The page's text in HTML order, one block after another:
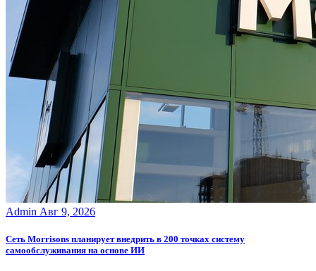
Admin Авг 9, 2026
Сеть Morrisons планирует внедрить в 200 точках систему
самообслуживания на основе ИИ